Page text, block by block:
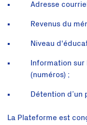
Adresse
Revenus du
Niveau
Information
(numéros) ;
Détention
La Plateforme est